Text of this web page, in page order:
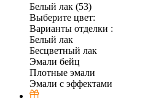
Белый лак (53)
Выберите цвет:
Варианты отделки :
Белый лак
Бесцветный лак
Эмали бейц
Плотные эмали
Эмали с эффектами